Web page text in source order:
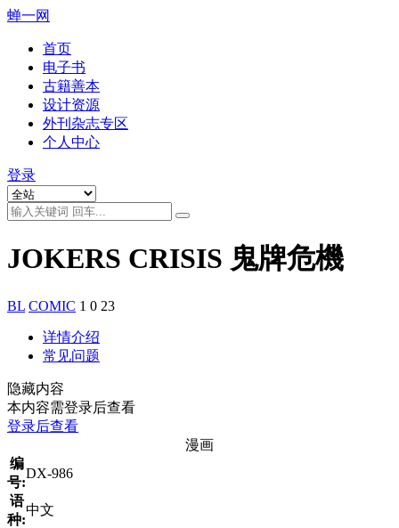
蝉一网
首页
电子书
古籍善本
设计资源
外刊杂志专区
个人中心
登录
JOKERS CRISIS 鬼牌危機
BL COMIC 1 0 23
详情介绍
常见问题
隐藏内容
本内容需登录后查看
登录后查看
漫画
编
号:
DX-986
语
种:
中文